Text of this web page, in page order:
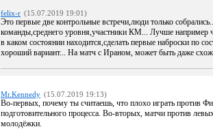
felix-r (15.07.2019 19:01)
Это первые две контрольные встречи,люди только
команды,среднего уровня,участники КМ... Лучше например
в каком состоянии находится,сделать первые наброски по
хороший вариант... На матч с Ираном, может быть даже
Mr.Kennedy (15.07.2019 19:13)
Во-первых, почему ты считаешь, что плохо играть против
подготовительного процесса. Во-вторых, матчи против
молодёжки.